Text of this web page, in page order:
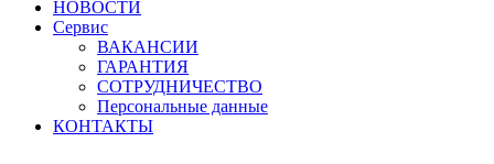
НОВОСТИ
Сервис
ВАКАНСИИ
ГАРАНТИЯ
СОТРУДНИЧЕСТВО
Персональные данные
КОНТАКТЫ